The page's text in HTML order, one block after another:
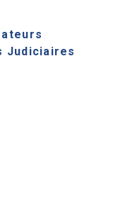
Judiciaires